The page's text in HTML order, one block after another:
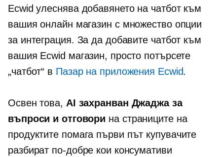
Ecwid улеснява добавянето на чатбот към
вашия онлайн магазин с множество опции
за интеграция. За да добавите чатбот към
вашия Ecwid магазин, просто потърсете
„чатбот“ в Пазар на приложения Ecwid.
Освен това, AI захранван Джаджа за
въпроси и отговори на страниците на
продуктите помага първи път купувачите
разбират по-добре кои консумативи